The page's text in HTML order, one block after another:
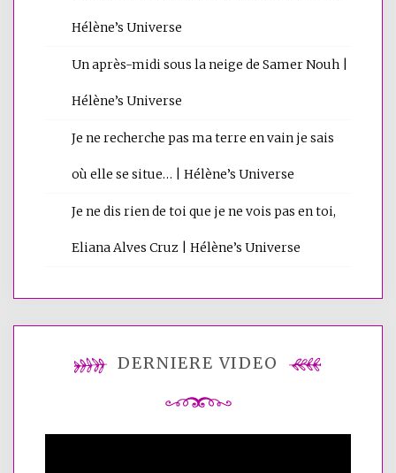
Hélène’s Universe
Un après-midi sous la neige de Samer Nouh |
Hélène’s Universe
Je ne recherche pas ma terre en vain je sais
où elle se situe… | Hélène’s Universe
Je ne dis rien de toi que je ne vois pas en toi,
Eliana Alves Cruz | Hélène’s Universe
DERNIÈRE VIDÉO